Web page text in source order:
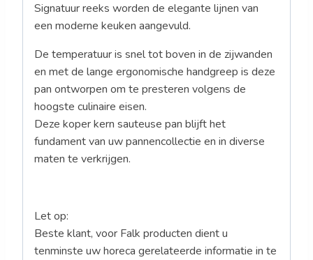
Signatuur reeks worden de elegante lijnen van
een moderne keuken aangevuld.
De temperatuur is snel tot boven in de zijwanden
en met de lange ergonomische handgreep is deze
pan ontworpen om te presteren volgens de
hoogste culinaire eisen.
Deze koper kern sauteuse pan blijft het
fundament van uw pannencollectie en in diverse
maten te verkrijgen.
Let op:
Beste klant, voor Falk producten dient u
tenminste uw horeca gerelateerde informatie in te